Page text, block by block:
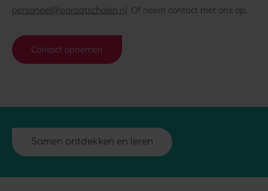
personeel@paraatscholen.nl. Of neem contact met ons op.
Contact opnemen
Samen ontdekken en leren